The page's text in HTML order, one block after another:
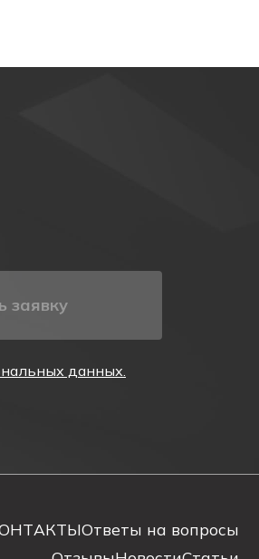
заявку
данных.
Ответы на вопросы